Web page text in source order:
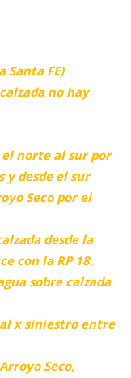
Santa FE)
no hay
el norte al sur por
y desde el sur
Seco por el
desde la
con la RP 18.
sobre calzada
x siniestro entre
Seco,